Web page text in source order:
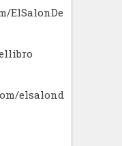
ElSalonDe
elsalond